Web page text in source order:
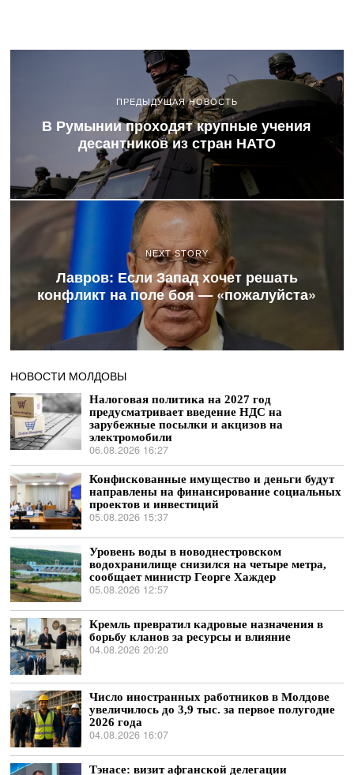
ПРЕДЫДУЩАЯ НОВОСТЬ
В Румынии проходят крупные учения
десантников из стран НАТО
NEXT STORY
Лавров: Если Запад хочет решать
конфликт на поле боя — «пожалуйста»
НОВОСТИ МОЛДОВЫ
Налоговая политика на 2027 год
предусматривает введение НДС на
зарубежные посылки и акцизов на
электромобили
06.08.2026 16:27
Конфискованные имущество и деньги будут
направлены на финансирование социальных
проектов и инвестиций
05.08.2026 15:37
Уровень воды в новоднестровском
водохранилище снизился на четыре метра,
сообщает министр Георге Хаждер
05.08.2026 12:57
Кремль превратил кадровые назначения в
борьбу кланов за ресурсы и влияние
04.08.2026 20:20
Число иностранных работников в Молдове
увеличилось до 3,9 тыс. за первое полугодие
2026 года
04.08.2026 16:07
Тэнасе: визит афганской делегации